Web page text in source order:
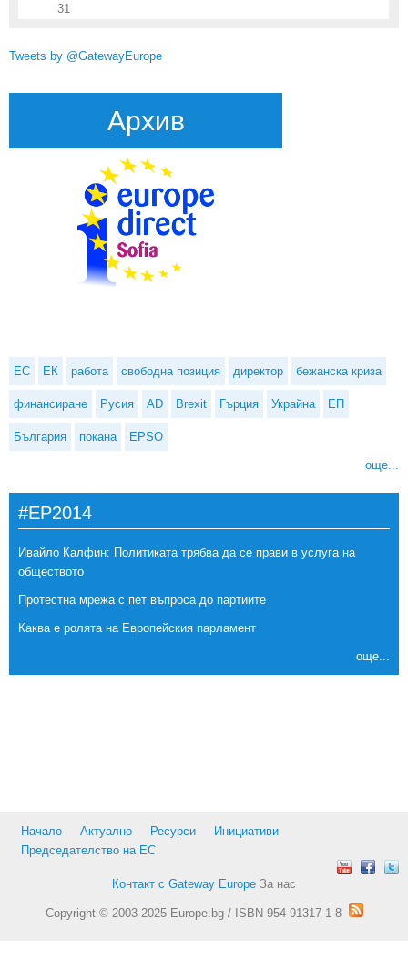
31
Tweets by @GatewayEurope
Архив
ЕС ЕК работа свободна позиция директор бежанска криза
финансиране Русия AD Brexit Гърция Украйна ЕП
България покана EPSO
още...
#EP2014
Ивайло Калфин: Политиката трябва да се прави в услуга на
обществото
Протестна мрежа с пет въпроса до партиите
Каква е ролята на Европейския парламент
още...
Начало Актуално Ресурси
Инициативи
Председателство на ЕС
Контакт с Gateway Europe За нас
Copyright © 2003-2025 Europe.bg / ISBN 954-91317-1-8